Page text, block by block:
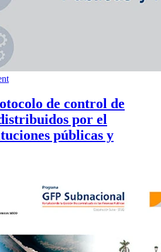
de control de
por el
públicas y